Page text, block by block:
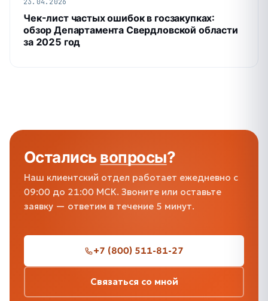
Чек-лист частых ошибок в госзакупках:
обзор Департамента Свердловской области
за 2025 год
Осталисьвопросы?
Наш клиентский отдел работает ежедневно с
09:00 до 21:00 МСК. Звоните или оставьте
заявку — ответим в течение 5 минут.
+7 (800) 511-81-27
Связаться со мной